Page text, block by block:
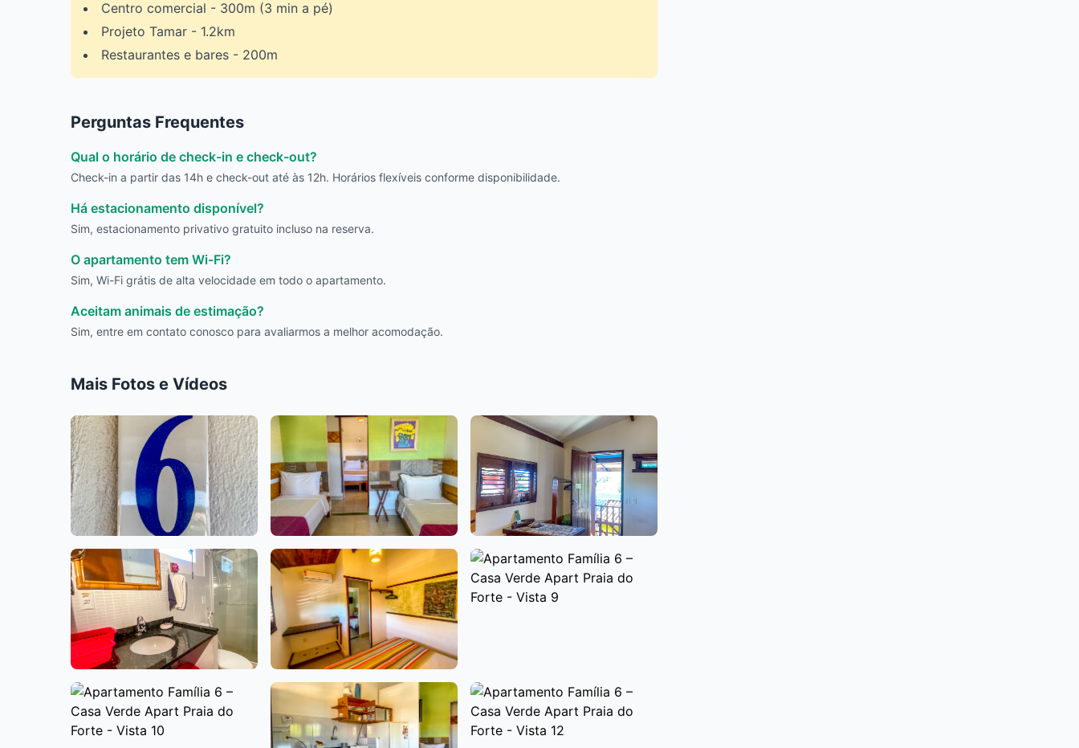
Centro comercial - 300m (3 min a pé)
Projeto Tamar - 1.2km
Restaurantes e bares - 200m
Perguntas Frequentes
Qual o horário de check-in e check-out?
Check-in a partir das 14h e check-out até às 12h. Horários flexíveis conforme disponibilidade.
Há estacionamento disponível?
Sim, estacionamento privativo gratuito incluso na reserva.
O apartamento tem Wi-Fi?
Sim, Wi-Fi grátis de alta velocidade em todo o apartamento.
Aceitam animais de estimação?
Sim, entre em contato conosco para avaliarmos a melhor acomodação.
Mais Fotos e Vídeos